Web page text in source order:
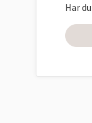
Har